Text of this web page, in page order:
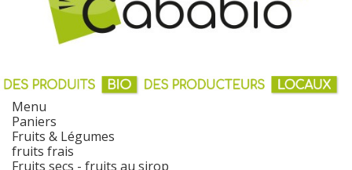
Menu
Paniers
Fruits & Légumes
fruits frais
Fruits secs - fruits au sirop